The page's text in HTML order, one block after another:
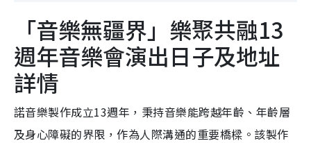
「音樂無疆界」樂聚共融13
週年音樂會演出日子及地址
詳情
諾音樂製作成立13週年，秉持音樂能跨越年齡、年齡層
及身心障礙的界限，作為人際溝通的重要橋樑。該製作